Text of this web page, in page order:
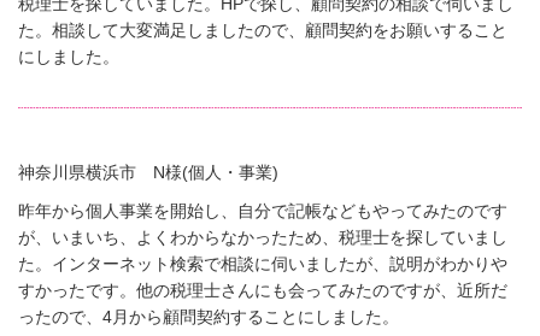
た。相談して大変満足しましたので、顧問契約をお願いすること
にしました。
神奈川県横浜市 N様(個人・事業)
昨年から個人事業を開始し、自分で記帳などもやってみたのです
が、いまいち、よくわからなかったため、税理士を探していまし
た。インターネット検索で相談に伺いましたが、説明がわかりや
すかったです。他の税理士さんにも会ってみたのですが、近所だ
ったので、4月から顧問契約することにしました。